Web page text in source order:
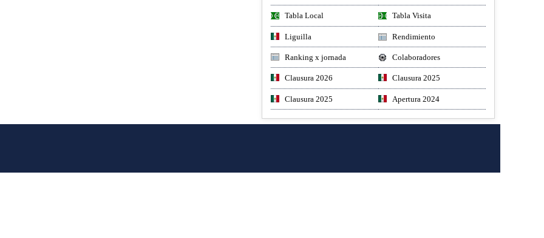
Tabla Local Tabla Visita
Liguilla Rendimiento
Ranking x jornada Colaboradores
Clausura 2026 Clausura 2025
Clausura 2025 Apertura 2024